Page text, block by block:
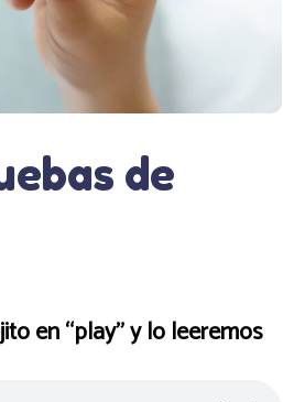
de
en “play” y lo leeremos